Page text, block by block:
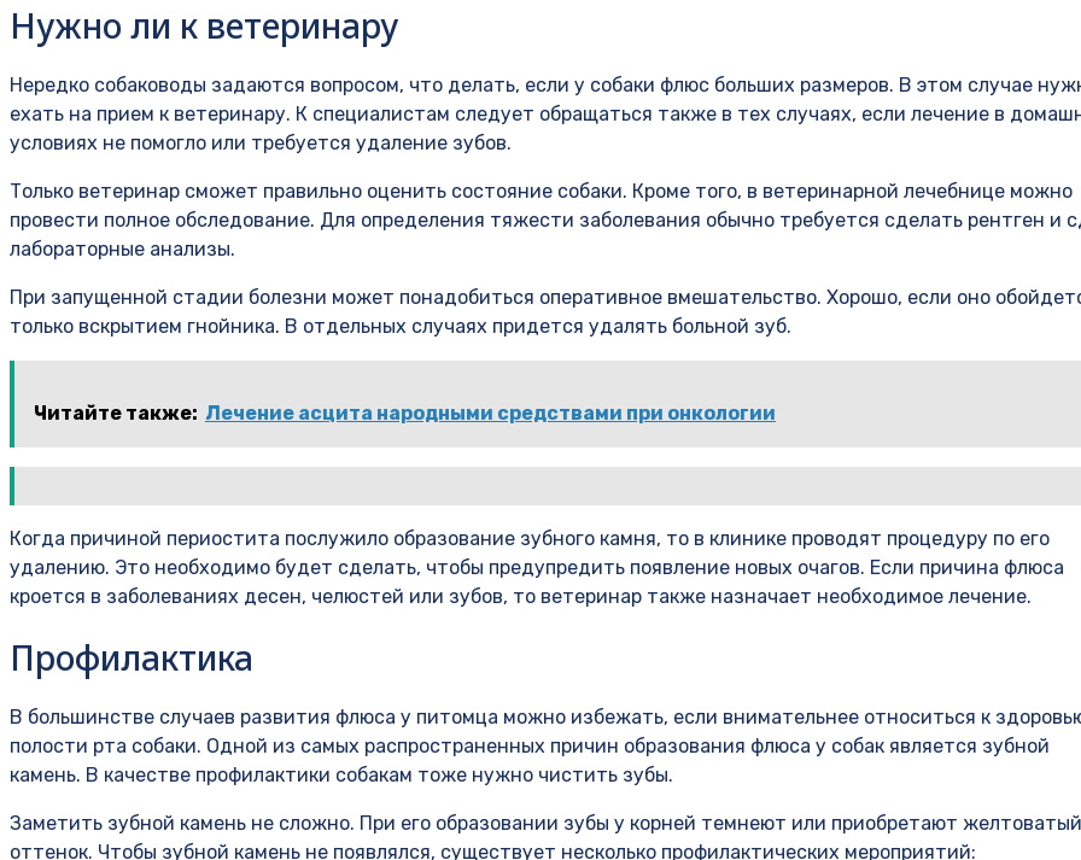
Нужно ли к ветеринару
Нередко собаководы задаются вопросом, что делать, если у собаки флюс больших размеров. В этом случае
ехать на прием к ветеринару. К специалистам следует обращаться также в тех случаях, если лечение в
условиях не помогло или требуется удаление зубов.
Только ветеринар сможет правильно оценить состояние собаки. Кроме того, в ветеринарной лечебнице можно
провести полное обследование. Для определения тяжести заболевания обычно требуется сделать рентген и
лабораторные анализы.
При запущенной стадии болезни может понадобиться оперативное вмешательство. Хорошо, если оно
только вскрытием гнойника. В отдельных случаях придется удалять больной зуб.
Читайте также: Лечение асцита народными средствами при онкологии
Когда причиной периостита послужило образование зубного камня, то в клинике проводят процедуру по его
удалению. Это необходимо будет сделать, чтобы предупредить появление новых очагов. Если причина флюса
кроется в заболеваниях десен, челюстей или зубов, то ветеринар также назначает необходимое лечение.
Профилактика
В большинстве случаев развития флюса у питомца можно избежать, если внимательнее относиться к
полости рта собаки. Одной из самых распространенных причин образования флюса у собак является зубной
камень. В качестве профилактики собакам тоже нужно чистить зубы.
Заметить зубной камень не сложно. При его образовании зубы у корней темнеют или приобретают желтоватый
оттенок. Чтобы зубной камень не появлялся, существует несколько профилактических мероприятий: